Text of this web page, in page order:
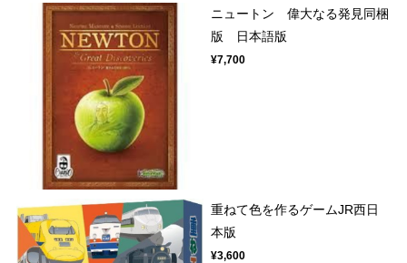
ニュートン 偉大なる発見同梱
版 日本語版
¥7,700
重ねて色を作るゲームJR西日
本版
¥3,600